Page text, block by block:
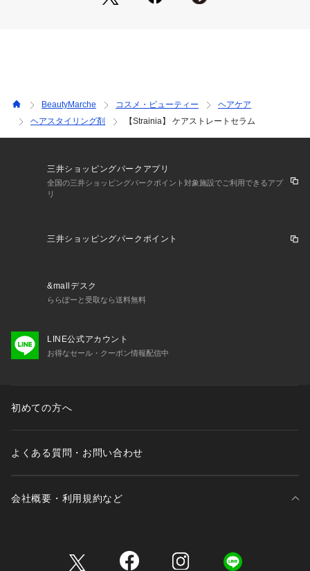
BeautyMarche コスメ・ビューティー
ヘアケア
ヘアスタイリング剤
【Strainia】 ケアストレートセラム
三井ショッピングパークアプリ
全国の三井ショッピングパークポイント対象施設でご利用できるアプ
リ
三井ショッピングパークポイント
&mallデスク
ららぽーと受取なら送料無料
LINE公式アカウント
お得なセール・クーポン情報配信中
初めての方へ
よくある質問・お問い合わせ
会社概要・利用規約など